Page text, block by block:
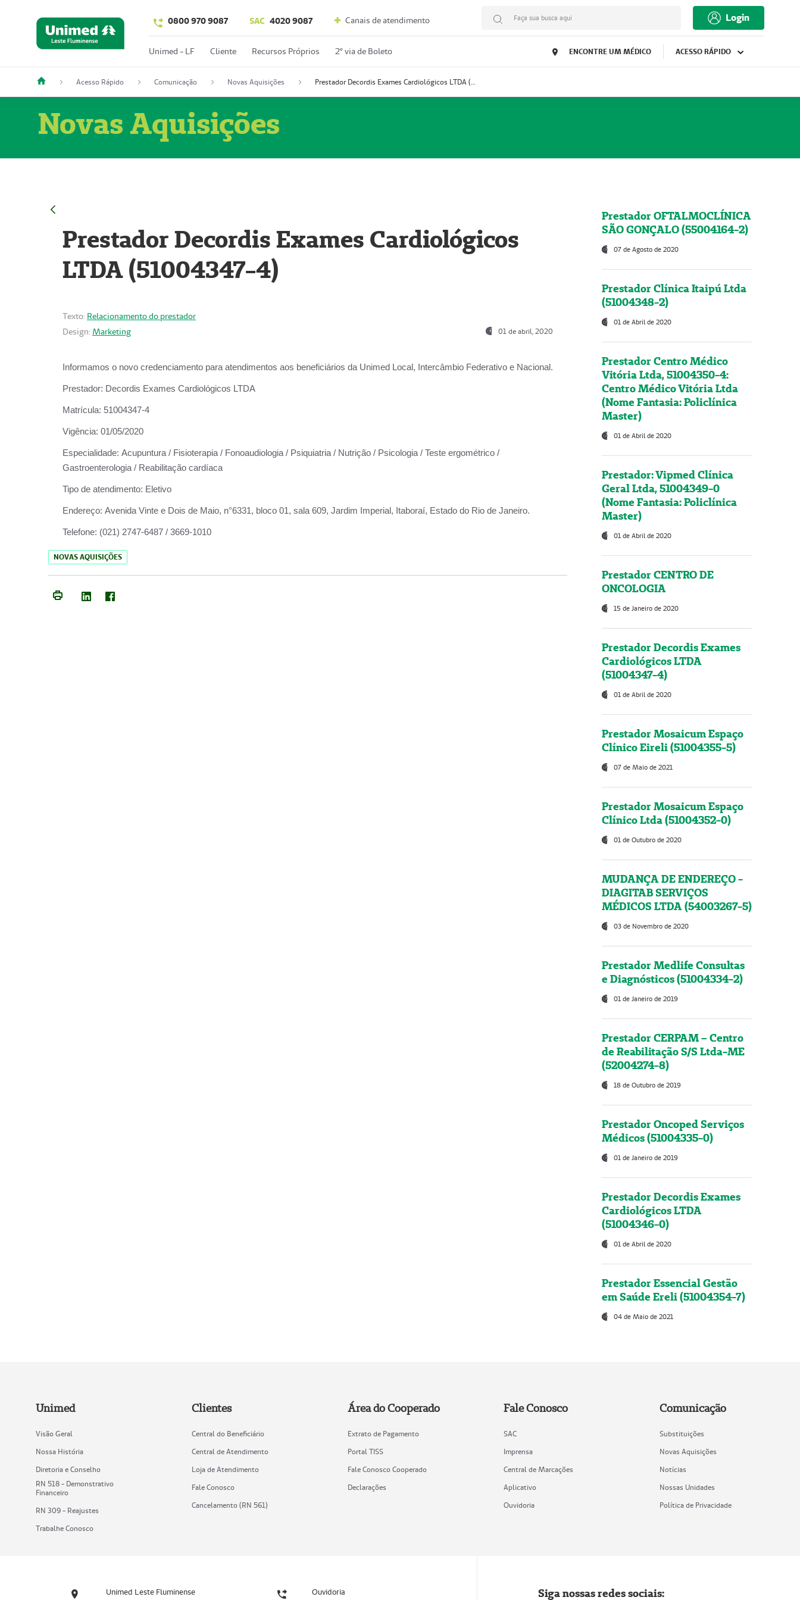
0800 970 9087 SAC 4020 9087 Canais de atendimento Faça sua busca aqui Login
Unimed - LF Cliente Recursos Próprios 2º via de Boleto ENCONTRE UM MÉDICO ACESSO RÁPIDO
Acesso Rápido Comunicação Novas Aquisições Prestador Decordis Exames Cardiológicos LTDA (51004347-4)
Novas Aquisições
Prestador Decordis Exames Cardiológicos
LTDA (51004347-4)
Texto: Relacionamento do prestador
Design: Marketing 01 de abril, 2020
Informamos o novo credenciamento para atendimentos aos beneficiários da Unimed Local, Intercâmbio Federativo e Nacional.
Prestador: Decordis Exames Cardiológicos LTDA
Matrícula: 51004347-4
Vigência: 01/05/2020
Especialidade: Acupuntura / Fisioterapia / Fonoaudiologia / Psiquiatria / Nutrição / Psicologia / Teste ergométrico /
Gastroenterologia / Reabilitação cardíaca
Tipo de atendimento: Eletivo
Endereço: Avenida Vinte e Dois de Maio, n°6331, bloco 01, sala 609, Jardim Imperial, Itaboraí, Estado do Rio de Janeiro.
Telefone: (021) 2747-6487 / 3669-1010
NOVAS AQUISIÇÕES
Prestador OFTALMOCLÍNICA
SÃO GONÇALO (55004164-2)
07 de Agosto de 2020
Prestador Clínica Itaipú Ltda
(51004348-2)
01 de Abril de 2020
Prestador Centro Médico
Vitória Ltda, 51004350-4:
Centro Médico Vitória Ltda
(Nome Fantasia: Policlínica
Master)
01 de Abril de 2020
Prestador: Vipmed Clínica
Geral Ltda, 51004349-0
(Nome Fantasia: Policlínica
Master)
01 de Abril de 2020
Prestador CENTRO DE
ONCOLOGIA
15 de Janeiro de 2020
Prestador Decordis Exames
Cardiológicos LTDA
(51004347-4)
01 de Abril de 2020
Prestador Mosaicum Espaço
Clínico Eireli (51004355-5)
07 de Maio de 2021
Prestador Mosaicum Espaço
Clínico Ltda (51004352-0)
01 de Outubro de 2020
MUDANÇA DE ENDEREÇO -
DIAGITAB SERVIÇOS
MÉDICOS LTDA (54003267-5)
03 de Novembro de 2020
Prestador Medlife Consultas
e Diagnósticos (51004334-2)
01 de Janeiro de 2019
Prestador CERPAM – Centro
de Reabilitação S/S Ltda-ME
(52004274-8)
18 de Outubro de 2019
Prestador Oncoped Serviços
Médicos (51004335-0)
01 de Janeiro de 2019
Prestador Decordis Exames
Cardiológicos LTDA
(51004346-0)
01 de Abril de 2020
Prestador Essencial Gestão
em Saúde Ereli (51004354-7)
04 de Maio de 2021
Unimed
Visão Geral
Nossa História
Diretoria e Conselho
RN 518 - Demonstrativo
Financeiro
RN 309 - Reajustes
Trabalhe Conosco
Clientes
Central do Beneficiário
Central de Atendimento
Loja de Atendimento
Fale Conosco
Cancelamento (RN 561)
Área do Cooperado
Extrato de Pagamento
Portal TISS
Fale Conosco Cooperado
Declarações
Fale Conosco
SAC
Imprensa
Central de Marcações
Aplicativo
Ouvidoria
Comunicação
Substituições
Novas Aquisições
Notícias
Nossas Unidades
Política de Privacidade
Unimed Leste Fluminense Ouvidoria Siga nossas redes sociais: